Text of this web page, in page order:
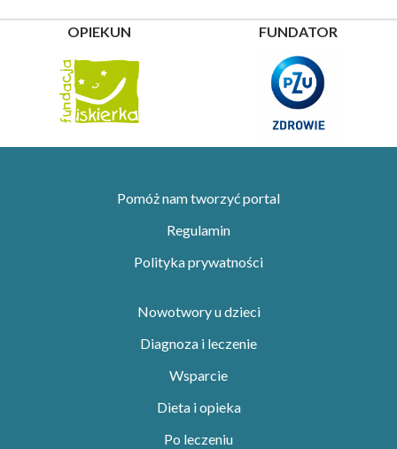
OPIEKUN FUNDATOR
Pomóż nam tworzyć portal
Regulamin
Polityka prywatności
Nowotwory u dzieci
Diagnoza i leczenie
Wsparcie
Dieta i opieka
Po leczeniu